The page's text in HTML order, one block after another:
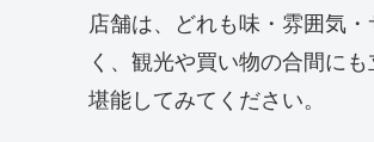
店舗は、どれも味・雰囲気
く、観光や買い物の合間に
堪能してみてください。